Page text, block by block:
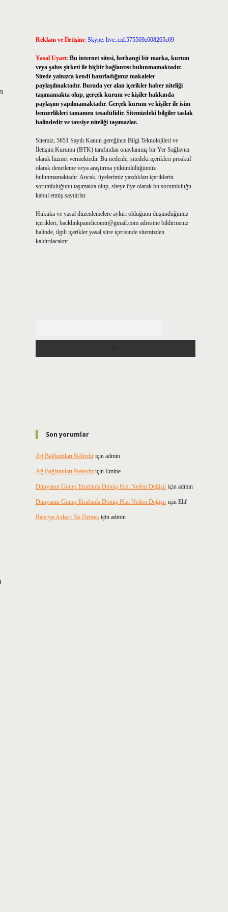
Reklam ve İletişim: Skype: live:.cid.575569c608265c69
Yasal Uyarı: Bu internet sitesi, herhangi bir marka, kurum
veya şahıs şirketi ile hiçbir bağlantısı bulunmamaktadır.
Sitede yalnızca kendi hazırladığımız makaleler
paylaşılmaktadır. Burada yer alan içerikler haber niteliği
taşımamakta olup, gerçek kurum ve kişiler hakkında
paylaşım yapılmamaktadır. Gerçek kurum ve kişiler ile isim
benzerlikleri tamamen tesadüfidir. Sitemizdeki bilgiler taslak
halindedir ve tavsiye niteliği taşımazlar.
Sitemiz, 5651 Sayılı Kanun gereğince Bilgi Teknolojileri ve
İletişim Kurumu (BTK) tarafından onaylanmış bir Yer Sağlayıcı
olarak hizmet vermektedir. Bu nedenle, sitedeki içerikleri proaktif
olarak denetleme veya araştırma yükümlülüğümüz
bulunmamaktadır. Ancak, üyelerimiz yazdıkları içeriklerin
sorumluluğunu taşımakta olup, siteye üye olarak bu sorumluluğu
kabul etmiş sayılırlar.
Hukuka ve yasal düzenlemelere aykırı olduğunu düşündüğünüz
içerikleri, backlinkpanelicomtr@gmail.comadresine bildirmeniz
halinde, ilgili içerikler yasal süre içerisinde sitemizden
kaldırılacaktır.
Son yorumlar
Ağ Bağlantıları Nelerdiriçin admin
Ağ Bağlantıları Nelerdiriçin Emine
Dünyanın Güneş Etrafında Dönüş Hızı Neden Değişiriçin admin
Dünyanın Güneş Etrafında Dönüş Hızı Neden Değişiriçin Elif
Bahriye Askeri Ne Demekiçin admin